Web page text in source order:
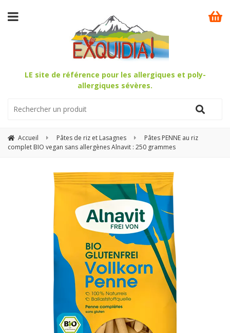
LE site de référence pour les allergiques et poly-
allergiques sévères.
Accueil Pâtes de riz et Lasagnes
Pâtes PENNE au riz
complet BIO vegan sans allergènes Alnavit : 250 grammes